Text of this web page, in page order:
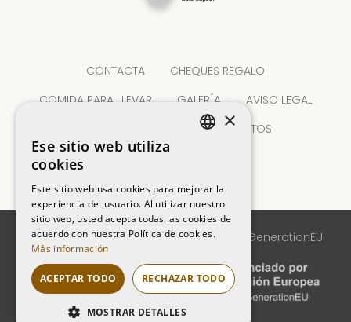
CONTACTA
CHEQUES REGALO
COMIDA PARA LLEVAR
GALERÍA
AVISO LEGAL
POLÍTICA DE PROTECCIÓN DE DATOS
Financiado por la Unión Europea - NextGenerationEU
×
Ese sitio web utiliza
cookies
Este sitio web usa cookies para mejorar la
experiencia del usuario. Al utilizar nuestro
sitio web, usted acepta todas las cookies de
acuerdo con nuestra Política de cookies.
Más información
ACEPTAR TODO RECHAZAR TODO
MOSTRAR DETALLES